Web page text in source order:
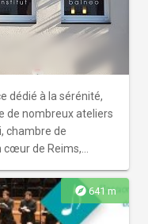
dédié à la sérénité,
de nombreux ateliers
chambre de
cœur de Reims,
d’un temps
explore641 m